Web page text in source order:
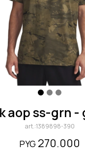
aop ss-grn
1389898-390
PYG 270.000